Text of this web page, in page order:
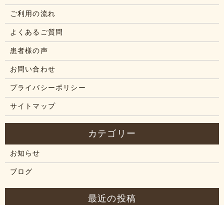
ご利用の流れ
よくあるご質問
患者様の声
お問い合わせ
プライバシーポリシー
サイトマップ
お知らせ
ブログ